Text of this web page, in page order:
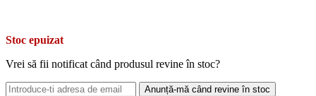
Stoc epuizat
Vrei să fii notificat când produsul revine în stoc?
Anunță-mă când revine în stoc